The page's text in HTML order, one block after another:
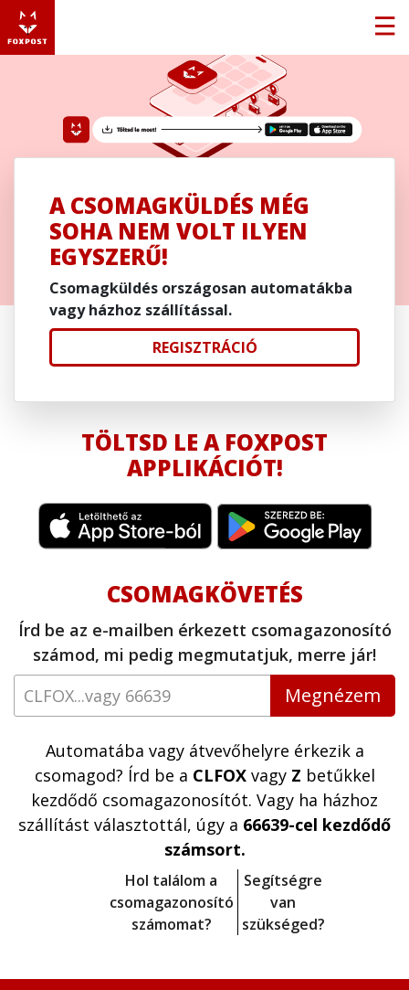
A CSOMAGKÜLDÉS MÉG
SOHA NEM VOLT ILYEN
EGYSZERŰ!
Csomagküldés országosan automatákba
vagy házhoz szállítással.
REGISZTRÁCIÓ
TÖLTSD LE A FOXPOST
APPLIKÁCIÓT!
CSOMAGKÖVETÉS
Írd be az e-mailben érkezett csomagazonosító
számod, mi pedig megmutatjuk, merre jár!
Megnézem
Automatába vagy átvevőhelyre érkezik a
csomagod? Írd be a CLFOXvagy Z betűkkel
kezdődő csomagazonosítót. Vagy ha házhoz
szállítást választottál, úgy a 66639-cel kezdődő
számsort.
Hol találom a
csomagazonosító
számomat?
Segítségre
van
szükséged?